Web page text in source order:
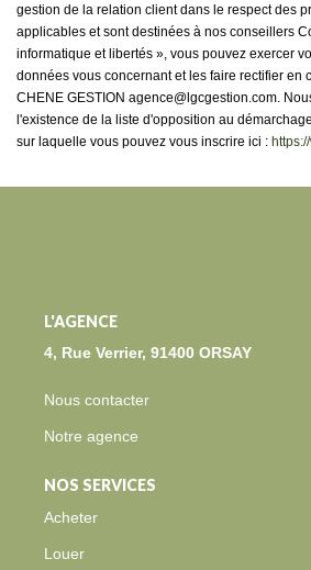
gestion de la relation client dans le respect des
applicables et sont destinées à nos conseillers
informatique et libertés », vous pouvez exercer
données vous concernant et les faire rectifier en
CHENE GESTION agence@lgcgestion.com.
l'existence de la liste d'opposition au
sur laquelle vous pouvez vous inscrire ici :
L'AGENCE
4, Rue Verrier, 91400 ORSAY
Nous contacter
Notre agence
NOS SERVICES
Acheter
Louer